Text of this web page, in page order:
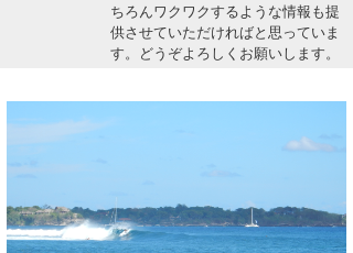
サーフィンエリアガイド
今月のプレゼント
ちろんワクワクするような情報も提
供させていただければと思っていま
す。どうぞよろしくお願いします。
ショップ情報
湘南
伊豆
お知らせ
ルール＆How to